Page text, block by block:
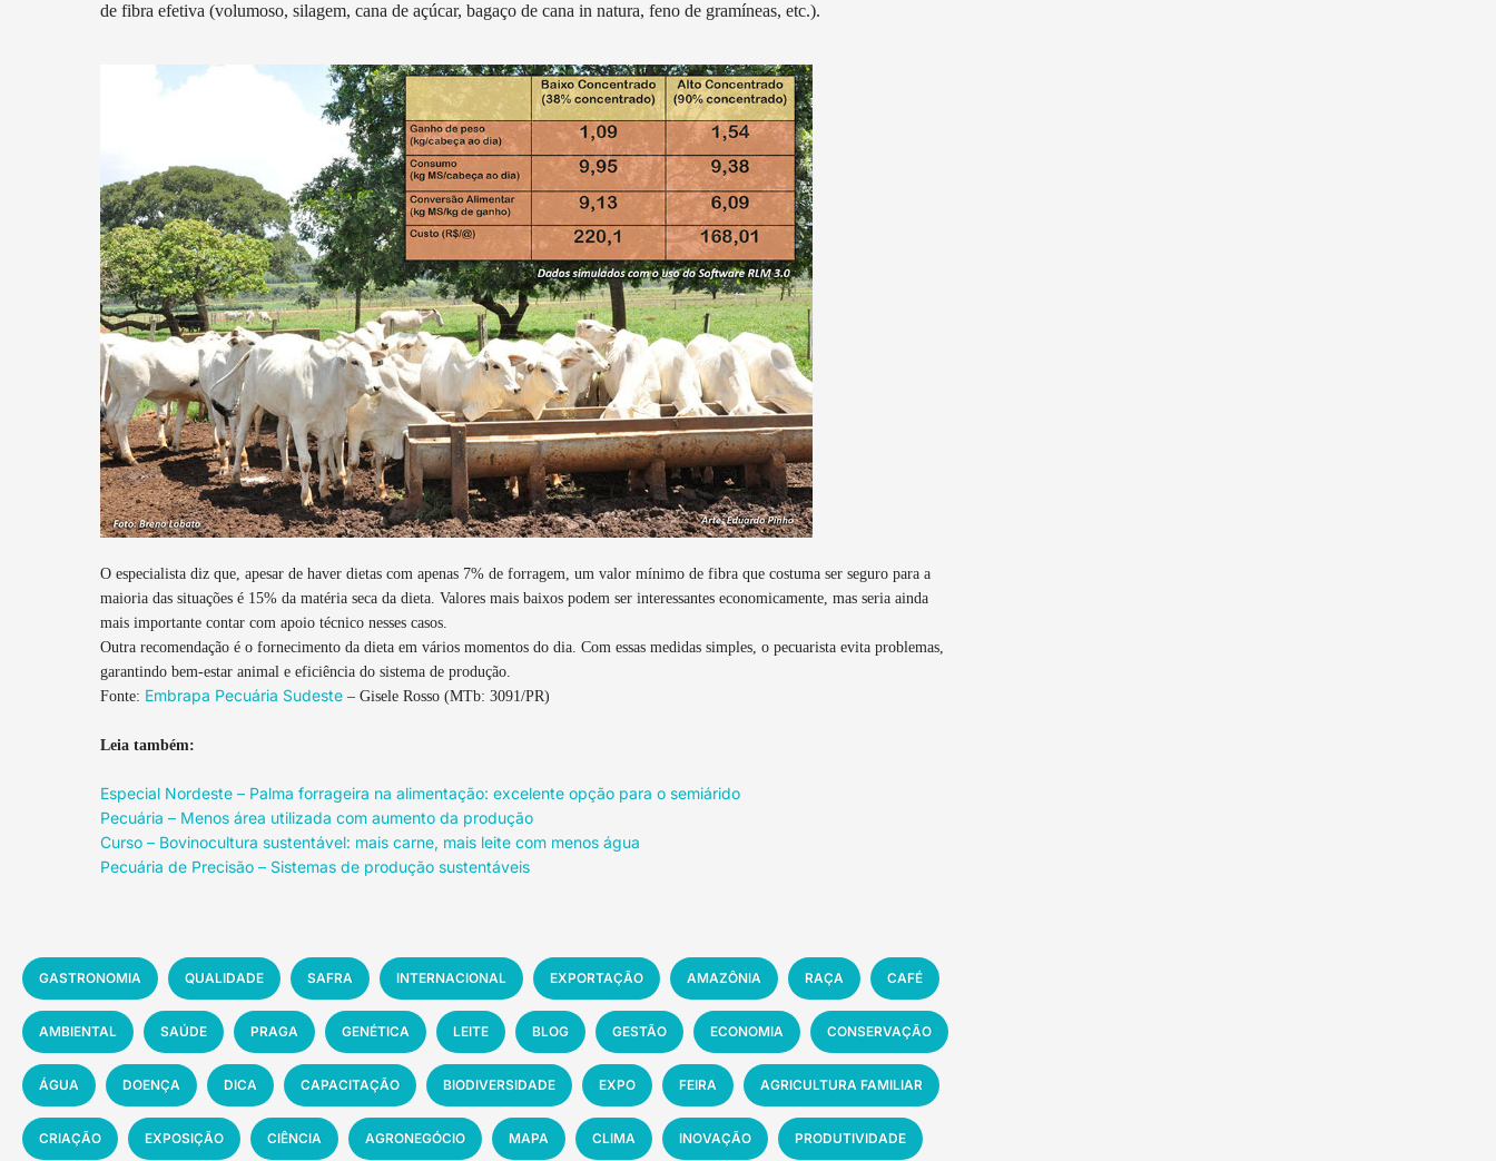
de fibra efetiva (volumoso, silagem, cana de açúcar, bagaço de cana in natura, feno de gramíneas, etc.).
O especialista diz que, apesar de haver dietas com apenas 7% de forragem, um valor mínimo de fibra que costuma ser seguro para a
maioria das situações é 15% da matéria seca da dieta. Valores mais baixos podem ser interessantes economicamente, mas seria ainda
mais importante contar com apoio técnico nesses casos.
Outra recomendação é o fornecimento da dieta em vários momentos do dia. Com essas medidas simples, o pecuarista evita problemas,
garantindo bem-estar animal e eficiência do sistema de produção.
Fonte: Embrapa Pecuária Sudeste – Gisele Rosso (MTb: 3091/PR)
Leia também:
Especial Nordeste – Palma forrageira na alimentação: excelente opção para o semiárido
Pecuária – Menos área utilizada com aumento da produção
Curso – Bovinocultura sustentável: mais carne, mais leite com menos água
Pecuária de Precisão – Sistemas de produção sustentáveis
GASTRONOMIA QUALIDADE SAFRA INTERNACIONAL EXPORTAÇÃO AMAZÔNIA RAÇA CAFÉ
AMBIENTAL SAÚDE PRAGA GENÉTICA LEITE BLOG GESTÃO ECONOMIA CONSERVAÇÃO
ÁGUA DOENÇA DICA CAPACITAÇÃO BIODIVERSIDADE EXPO FEIRA AGRICULTURA FAMILIAR
CRIAÇÃO EXPOSIÇÃO CIÊNCIA AGRONEGÓCIO MAPA CLIMA INOVAÇÃO PRODUTIVIDADE